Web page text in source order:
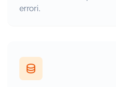
errori.